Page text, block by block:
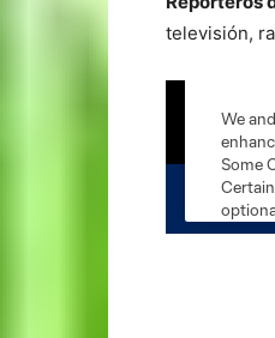
televisión,